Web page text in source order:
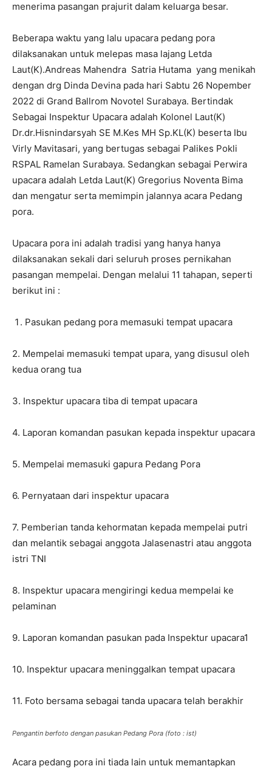
menerima pasangan prajurit dalam keluarga besar.
Beberapa waktu yang lalu upacara pedang pora
dilaksanakan untuk melepas masa lajang Letda
Laut(K).Andreas Mahendra Satria Hutama yang menikah
dengan drg Dinda Devina pada hari Sabtu 26 Nopember
2022 di Grand Ballrom Novotel Surabaya. Bertindak
Sebagai Inspektur Upacara adalah Kolonel Laut(K)
Dr.dr.Hisnindarsyah SE M.Kes MH Sp.KL(K) beserta Ibu
Virly Mavitasari, yang bertugas sebagai Palikes Pokli
RSPAL Ramelan Surabaya. Sedangkan sebagai Perwira
upacara adalah Letda Laut(K) Gregorius Noventa Bima
dan mengatur serta memimpin jalannya acara Pedang
pora.
Upacara pora ini adalah tradisi yang hanya hanya
dilaksanakan sekali dari seluruh proses pernikahan
pasangan mempelai. Dengan melalui 11 tahapan, seperti
berikut ini :
Pasukan pedang pora memasuki tempat upacara
2. Mempelai memasuki tempat upara, yang disusul oleh
kedua orang tua
3. Inspektur upacara tiba di tempat upacara
4. Laporan komandan pasukan kepada inspektur upacara
5. Mempelai memasuki gapura Pedang Pora
6. Pernyataan dari inspektur upacara
7. Pemberian tanda kehormatan kepada mempelai putri
dan melantik sebagai anggota Jalasenastri atau anggota
istri TNI
8. Inspektur upacara mengiringi kedua mempelai ke
pelaminan
9. Laporan komandan pasukan pada Inspektur upacara1
10. Inspektur upacara meninggalkan tempat upacara
11. Foto bersama sebagai tanda upacara telah berakhir
Pengantin berfoto dengan pasukan Pedang Pora (foto : ist)
Acara pedang pora ini tiada lain untuk memantapkan